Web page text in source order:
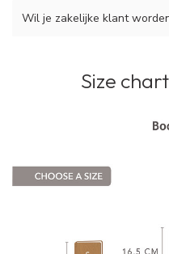
Wil je zakelijke klant
Size